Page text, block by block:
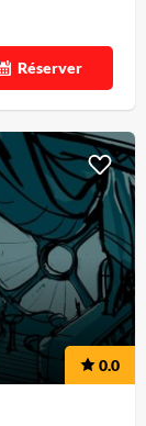
Réserver
0.0